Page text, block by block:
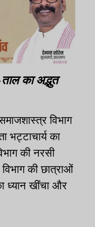
का अद्भुत
विभाग
भट्टाचार्य का
की नरसी
की छात्राओं
ध्यान खींचा और